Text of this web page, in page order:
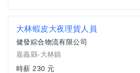
大林蝦皮大夜理貨人員
健發綜合物流有限公司
嘉義縣-大林鎮
時薪 230 元